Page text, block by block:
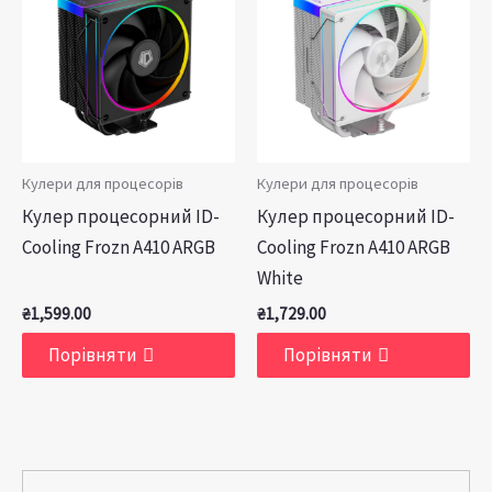
Кулери для процесорів
Кулер процесорний ID-
Cooling Frozn A410 ARGB
₴1,599.00
Порівняти
Кулери для процесорів
Кулер процесорний ID-
Cooling Frozn A410 ARGB
White
₴1,729.00
Порівняти